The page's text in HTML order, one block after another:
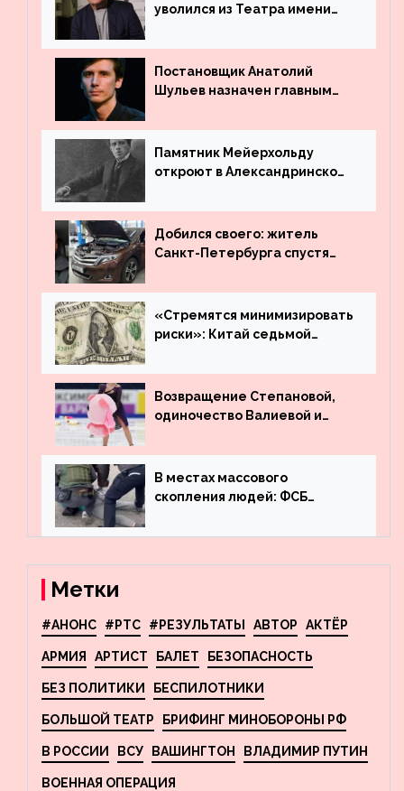
уволился из Театра имени
Постановщик Анатолий
Шульев назначен главным
Вахтангова
Памятник Мейерхольду
откроют в Александринском
Добился своего: житель
Санкт-Петербурга спустя
угнанную в Казахстан
машину
«Стремятся минимизировать
риски»: Китай седьмой
деньги из американского
госдолга
Возвращение Степановой,
одиночество Валиевой и
что обсуждают в мире
фигурного катания
В местах массового
скопления людей: ФСБ
террористов, планировавших
Метки
#АНОНС #РТС #РЕЗУЛЬТАТЫ АВТОР АКТЁР
АРМИЯ АРТИСТ БАЛЕТ БЕЗОПАСНОСТЬ
БЕЗ ПОЛИТИКИ БЕСПИЛОТНИКИ
БОЛЬШОЙ ТЕАТР БРИФИНГ МИНОБОРОНЫ РФ
В РОССИИ ВСУ ВАШИНГТОН ВЛАДИМИР ПУТИН
ВОЕННАЯ ОПЕРАЦИЯ